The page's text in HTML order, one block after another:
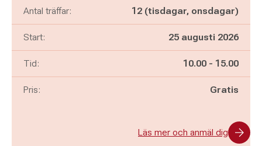
Antal träffar: 12 (tisdagar, onsdagar)
Start: 25 augusti 2026
Tid: Pågår mellan
10.00 - och
15.00
Pris: Gratis
Läs mer och anmäl dig